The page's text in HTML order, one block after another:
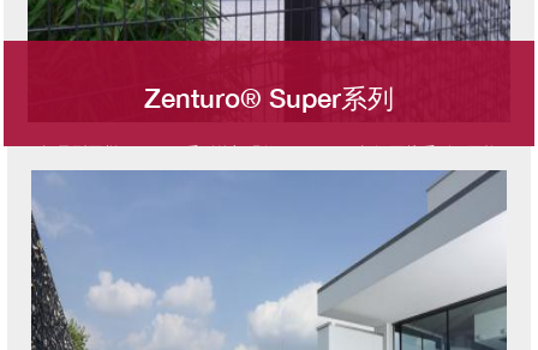
Zenturo® Super系列
尺寸更小，牢固度更高，可单作为片网使用，亦可以双层形式构造
“石笼石墙”。可用于国际赛事场馆，大型游乐园，高端民用领域。